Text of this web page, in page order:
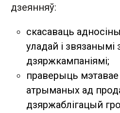
дзеянняў:
скасаваць
уладай і звязанымі
дзяржкампаніямі;
праверыць
атрыманых ад
дзяржаблігацый